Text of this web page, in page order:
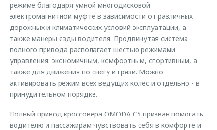
режиме благодаря умной многодисковой
электромагнитной муфте в зависимости от различных
дорожных и климатических условий эксплуатации, а
также манеры езды водителя. Продвинутая система
полного привода располагает шестью режимами
управления: экономичным, комфортным, спортивным, а
также для движения по снегу и грязи. Можно
активировать режим всех ведущих колес и отдельно - в
принудительном порядке.
Полный привод кроссовера OMODA C5 призван помогать
водителю и пассажирам чувствовать себя в комфорте и